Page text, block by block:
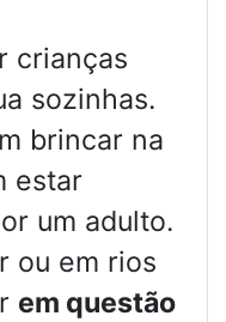
crianças
sozinhas.
brincar na
estar
um adulto.
ou em rios
em questão